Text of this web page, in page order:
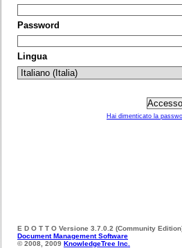
Password
Lingua
Hai dimenticato la
E D O T T O Versione 3.7.0.2 (Community
Document Management Software
© 2008, 2009 KnowledgeTree Inc.